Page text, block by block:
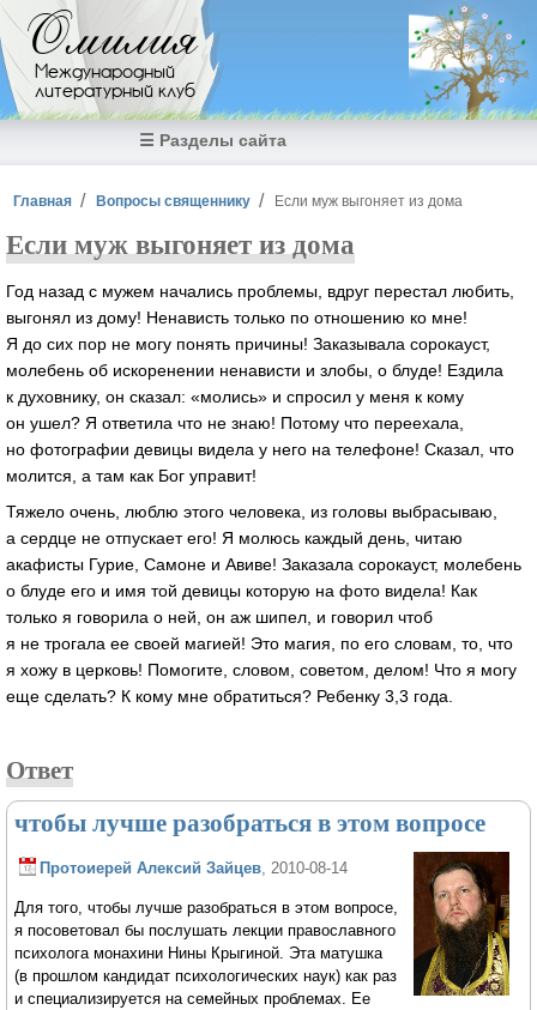
Перейти к основному содержанию
Омилия
Международный
литературный клуб
☰ Разделы сайта
Вы здесь
Главная Вопросы священнику Если муж выгоняет из дома
Если муж выгоняет из дома
Год назад с мужем начались проблемы, вдруг перестал любить,
выгонял из дому! Ненависть только по отношению ко мне!
Я до сих пор не могу понять причины! Заказывала сорокауст,
молебень об искоренении ненависти и злобы, о блуде! Ездила
к духовнику, он сказал: «молись» и спросил у меня к кому
он ушел? Я ответила что не знаю! Потому что переехала,
но фотографии девицы видела у него на телефоне! Сказал, что
молится, а там как Бог управит!
Тяжело очень, люблю этого человека, из головы выбрасываю,
а сердце не отпускает его! Я молюсь каждый день, читаю
акафисты Гурие, Самоне и Авиве! Заказала сорокауст, молебень
о блуде его и имя той девицы которую на фото видела! Как
только я говорила о ней, он аж шипел, и говорил чтоб
я не трогала ее своей магией! Это магия, по его словам, то, что
я хожу в церковь! Помогите, словом, советом, делом! Что я могу
еще сделать? К кому мне обратиться? Ребенку 3,3 года.
Ответ
чтобы лучше разобраться в этом вопросе
Протоиерей Алексий Зайцев , 2010-08-14
Для того, чтобы лучше разобраться в этом вопросе,
я посоветовал бы послушать лекции православного
психолога монахини Нины Крыгиной. Эта матушка
(в прошлом кандидат психологических наук) как раз
и специализируется на семейных проблемах. Ее